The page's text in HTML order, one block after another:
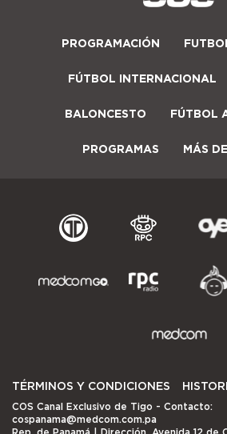
PROGRAMACIÓN
FÚTBOL INTERNACIONAL
BALONCESTO FÚTBOL
PROGRAMAS MÁS
TÉRMINOS Y CONDICIONES
COS Canal Exclusivo de Tigo - Contacto:
cospanama@medcom.com.pa